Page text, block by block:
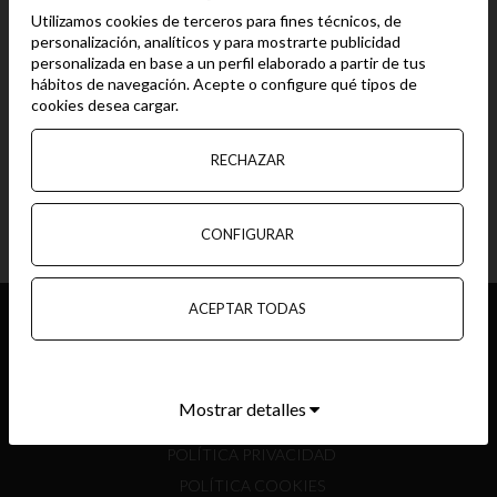
08 SEP, 2020
El pasado fin de semana, del 5 al 6 de septiembre de 2020, el
equipo de regatas del Club Náutico Isla Canela participó en el
Campeonato de Andalucía de la clase Laser, celebrado en el
VER MÁS
POLÍTICA PRIVACIDAD
POLÍTICA COOKIES
Utilizamos cookies de terceros para fines técnicos, de
personalización, analíticos y para mostrarte publicidad
personalizada en base a un perfil elaborado a partir de tus
hábitos de navegación. Acepte o configure qué tipos de
cookies desea cargar.
RECHAZAR
CONFIGURAR
ACEPTAR TODAS
Mostrar detalles